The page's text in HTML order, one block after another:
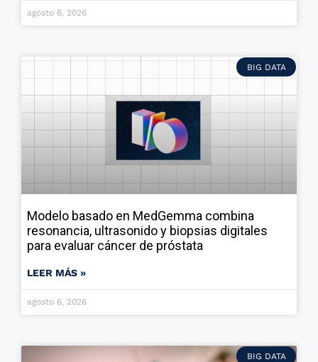
agosto 6, 2026
BIG DATA
Modelo basado en MedGemma combina
resonancia, ultrasonido y biopsias digitales
para evaluar cáncer de próstata
LEER MÁS »
agosto 6, 2026
BIG DATA